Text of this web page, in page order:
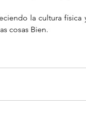
la cultura
cosas Bien.